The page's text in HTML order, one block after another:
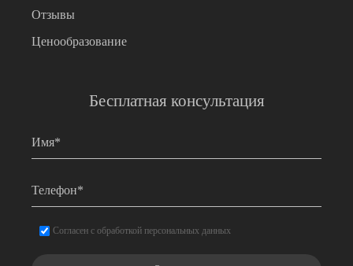
Отзывы
Ценообразование
Бесплатная консультация
Согласие*
Согласен с обработкой персональных данных